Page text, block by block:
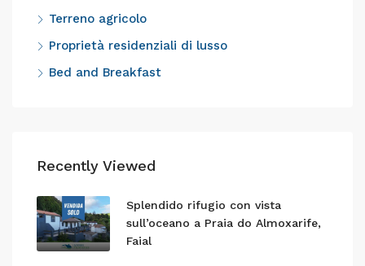
Terreno agricolo
Proprietà residenziali di lusso
Bed and Breakfast
Recently Viewed
Splendido rifugio con vista
sull’oceano a Praia do Almoxarife,
Faial